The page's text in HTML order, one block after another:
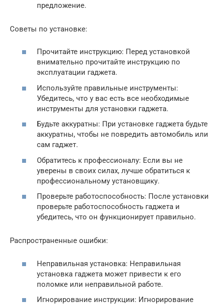
предложение.
Советы по установке:
Прочитайте инструкцию: Перед установкой
внимательно прочитайте инструкцию по
эксплуатации гаджета.
Используйте правильные инструменты:
Убедитесь, что у вас есть все необходимые
инструменты для установки гаджета.
Будьте аккуратны: При установке гаджета будьте
аккуратны, чтобы не повредить автомобиль или
сам гаджет.
Обратитесь к профессионалу: Если вы не
уверены в своих силах, лучше обратиться к
профессиональному установщику.
Проверьте работоспособность: После установки
проверьте работоспособность гаджета и
убедитесь, что он функционирует правильно.
Распространенные ошибки:
Неправильная установка: Неправильная
установка гаджета может привести к его
поломке или неправильной работе.
Игнорирование инструкции: Игнорирование